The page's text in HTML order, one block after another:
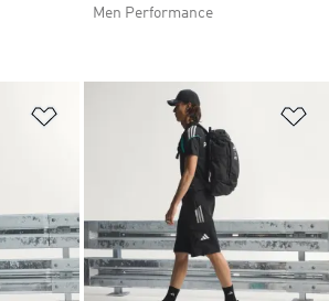
Men Performance
위시리스트 담기